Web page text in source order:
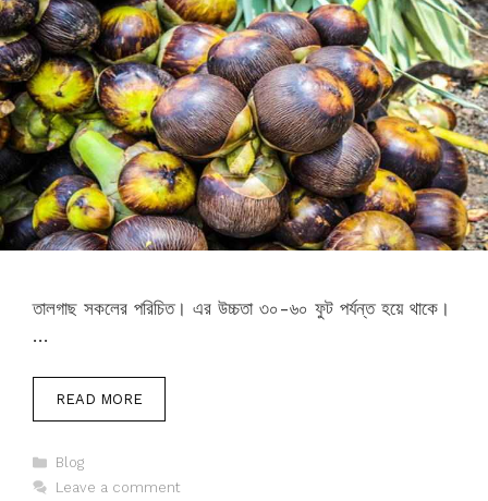
তালগাছ সকলের পরিচিত। এর উচ্চতা ৩০-৬০ ফুট পর্যন্ত হয়ে থাকে।
…
READ MORE
Categories
Blog
Leave a comment